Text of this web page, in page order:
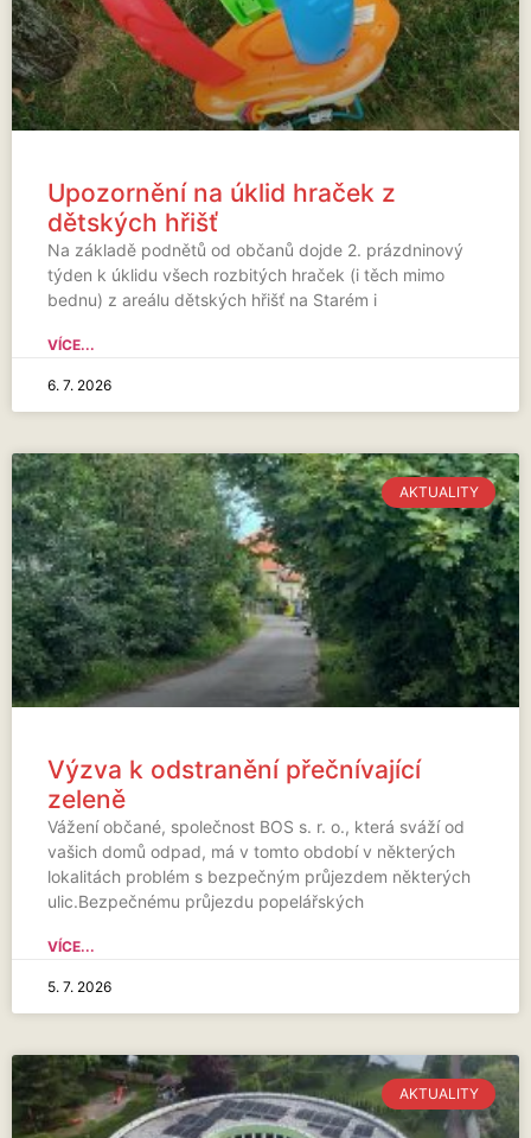
Upozornění na úklid hraček z
dětských hřišť
Na základě podnětů od občanů dojde 2. prázdninový
týden k úklidu všech rozbitých hraček (i těch mimo
bednu) z areálu dětských hřišť na Starém i
VÍCE...
6. 7. 2026
AKTUALITY
Výzva k odstranění přečnívající
zeleně
Vážení občané, společnost BOS s. r. o., která sváží od
vašich domů odpad, má v tomto období v některých
lokalitách problém s bezpečným průjezdem některých
ulic.Bezpečnému průjezdu popelářských
VÍCE...
5. 7. 2026
AKTUALITY